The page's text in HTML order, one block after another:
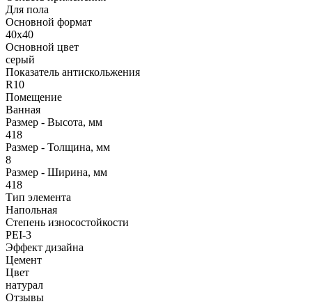
Для пола
Основной формат
40х40
Основной цвет
серый
Показатель антискольжения
R10
Помещение
Ванная
Размер - Высота, мм
418
Размер - Толщина, мм
8
Размер - Ширина, мм
418
Тип элемента
Напольная
Степень износостойкости
PEI-3
Эффект дизайна
Цемент
Цвет
натурал
Отзывы